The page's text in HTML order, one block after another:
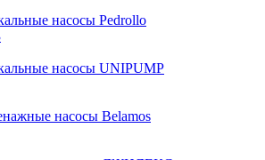
насосы Pedrollo
насосы UNIPUMP
насосы Belamos